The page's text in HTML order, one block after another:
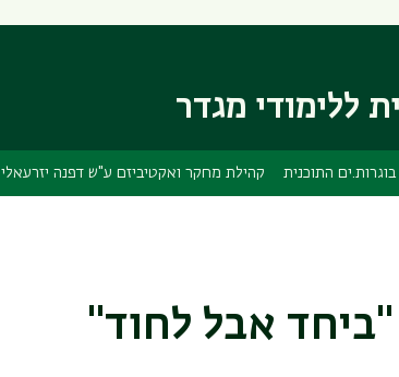
ראשי
ללימודי מגדר
בוגרות.ים התוכנית קהילת מחקר ואקטיביזם ע"ש דפנה יזרעאלי
אבל לחוד"